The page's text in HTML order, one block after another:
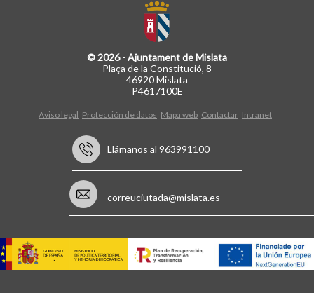
© 2026 - Ajuntament de Mislata
Plaça de la Constitució, 8
46920 Mislata
P4617100E
Aviso legal Protección de datos Mapa web Contactar Intranet
Llámanos al 963991100
correuciutada@mislata.es